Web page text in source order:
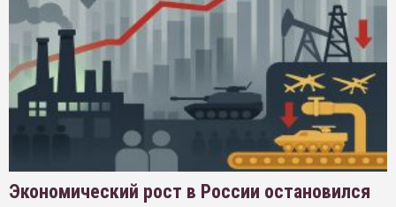
Экономический рост в России остановился